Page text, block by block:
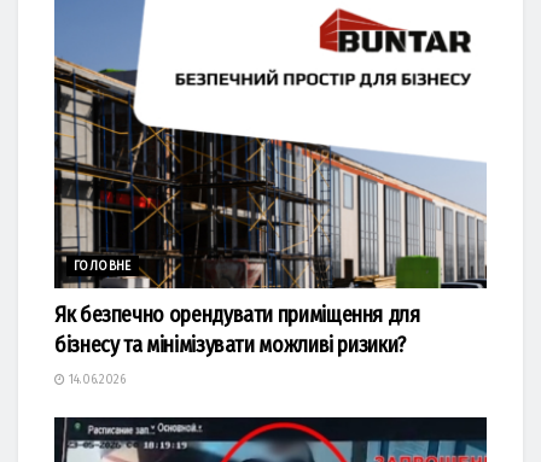
ГОЛОВНЕ
Як безпечно орендувати приміщення для
бізнесу та мінімізувати можливі ризики?
14.06.2026